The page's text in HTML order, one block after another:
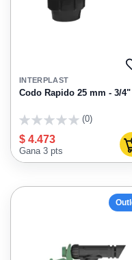
INTERPLAST
Codo Rapido 25 mm - 3/4"
(0)
$ 4.473
Gana 3 pts